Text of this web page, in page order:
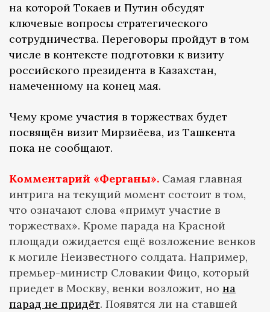
на которой Токаев и Путин обсудят
ключевые вопросы стратегического
сотрудничества. Переговоры пройдут в том
числе в контексте подготовки к визиту
российского президента в Казахстан,
намеченному на конец мая.
Чему кроме участия в торжествах будет
посвящён визит Мирзиёева, из Ташкента
пока не сообщают.
Комментарий «Ферганы». Самая главная
интрига на текущий момент состоит в том,
что означают слова «примут участие в
торжествах». Кроме парада на Красной
площади ожидается ещё возложение венков
к могиле Неизвестного солдата. Например,
премьер-министр Словакии Фицо, который
приедет в Москву, венки возложит, но на
парад не придёт. Появятся ли на ставшей